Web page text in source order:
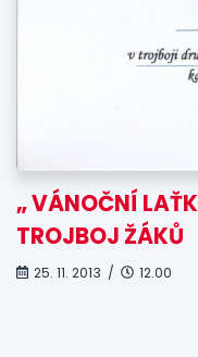
„ VÁNOČNÍ
TROJBOJ ŽÁKŮ
25. 11. 2013 / 12.00